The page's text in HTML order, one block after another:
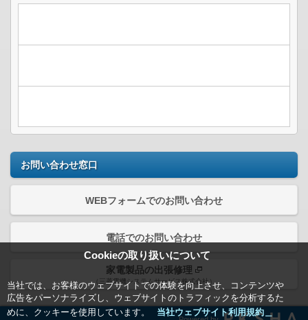
Cookieの取り扱いについて
当社では、お客様のウェブサイトでの体験を向上させ、コンテンツや
広告をパーソナライズし、ウェブサイトのトラフィックを分析するた
めに、クッキーを使用しています。
当社ウェブサイト利用規約＿
お問い合わせ窓口
WEBフォームでのお問い合わせ
電話でのお問い合わせ
家電製品の出張修理
（三菱電機システムサービス株式会社）